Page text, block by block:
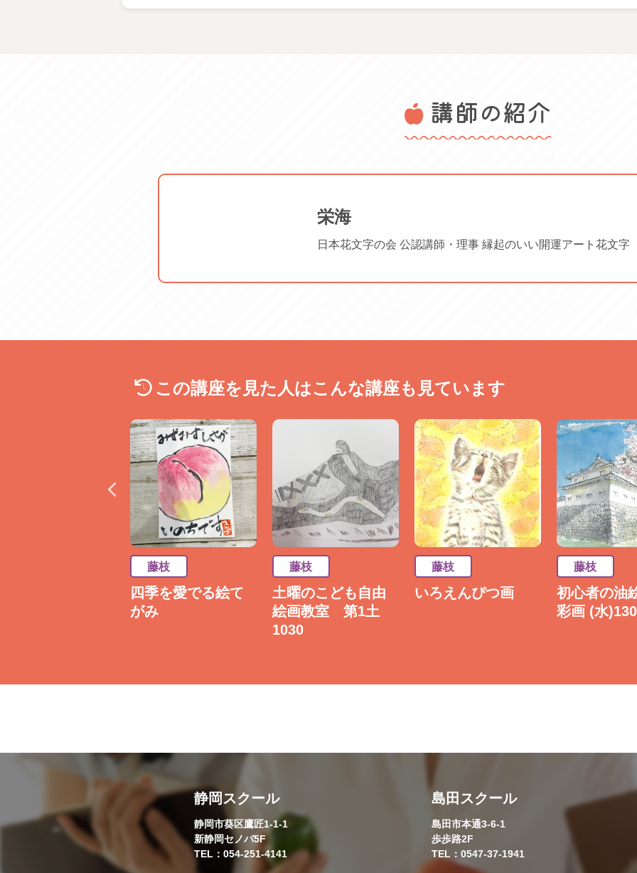
体験レッスン時のお題は、当日ご案内させていた
加OK！お気軽にどうぞ
講師の紹介
栄海
日本花文字の会 公認講師・理事 縁起のいい開運アート花文字
この講座を見た人はこんな講座も見ています
藤枝
四季を愛でる絵て
がみ
藤枝
土曜のこども自由
絵画教室 第1土
1030
藤枝
いろえんぴつ画
藤枝
初心者の油
彩画 (水
静岡スクール
静岡市葵区鷹匠1-1-1
新静岡セノバ5F
TEL：054-251-4141
島田スクール
島田市本通3-6-1
歩歩路2F
TEL：0547-37-1941